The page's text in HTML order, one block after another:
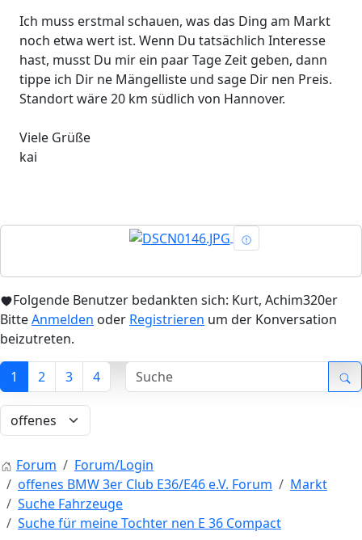
Ich muss erstmal schauen, was das Ding am Markt
noch etwa wert ist. Wenn Du tatsächlich Interesse
hast, musst Du mir ein paar Tage Zeit geben, dann
tippe ich Dir ne Mängelliste und sage Dir nen Preis.
Standort wäre 20 km südlich von Hannover.
Viele Grüße
kai
Folgende Benutzer bedankten sich: Kurt, Achim320er
BitteAnmelden oder Registrieren um der Konversation
beizutreten.
1 2 3 4
Forum
Forum/Login
offenes BMW 3er Club E36/E46 e.V. Forum
Markt
Suche Fahrzeuge
Suche für meine Tochter nen E 36 Compact